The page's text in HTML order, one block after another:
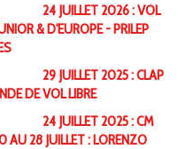
24 JUILLET 2026 : VOL
& D'EUROPE - PRILEP
29 JUILLET 2025 : CLAP
DE VOL LIBRE
24 JUILLET 2025 : CM
AU 28 JUILLET : LORENZO